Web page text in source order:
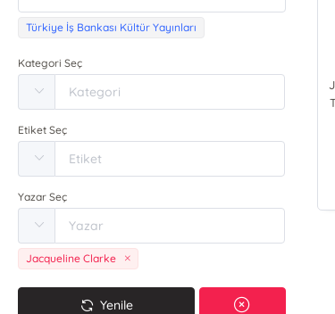
Türkiye İş Bankası Kültür Yayınları
Kategori Seç
Etiket Seç
Yazar Seç
Jacqueline Clarke
Yenile